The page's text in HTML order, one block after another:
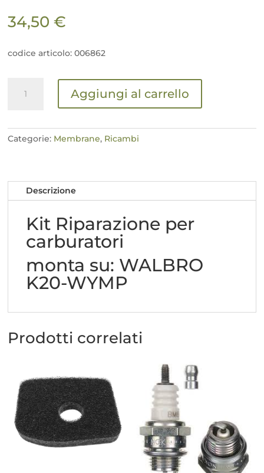
34,50€
codice articolo: 006862
Riparazione
WALBRO
quantità
Aggiungi al carrello
Categorie: Membrane, Ricambi
Descrizione
Kit Riparazione per
carburatori
monta su: WALBRO
K20-WYMP
Prodotti correlati